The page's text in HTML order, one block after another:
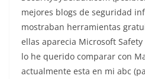
mejores blogs de seguridad
mostraban herramientas
ellas aparecia Microsoft
lo he querido comparar con
actualmente esta en mi abc